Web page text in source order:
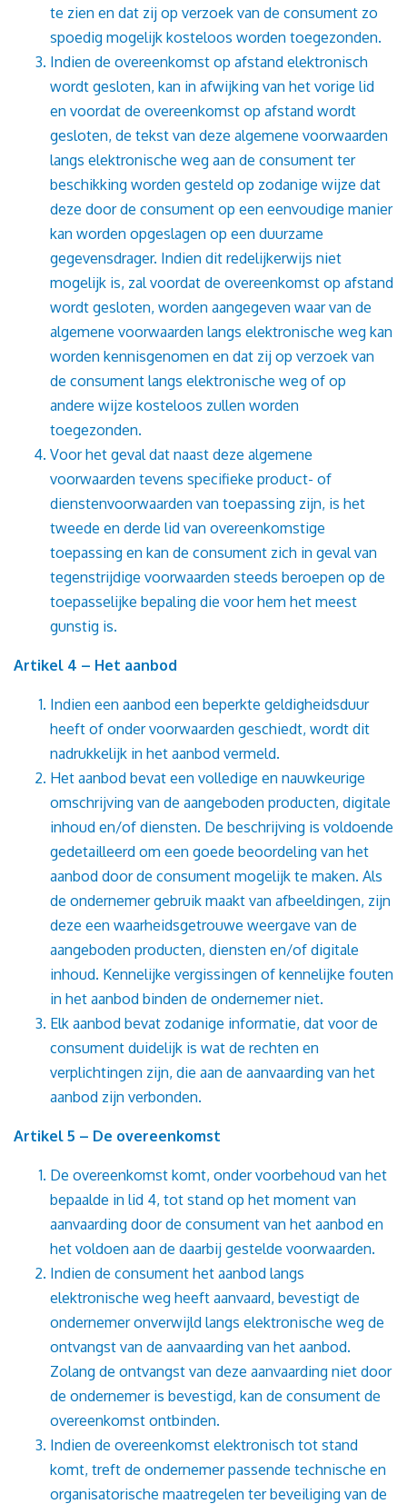
te zien en dat zij op verzoek van de consument zo
spoedig mogelijk kosteloos worden toegezonden.
Indien de overeenkomst op afstand elektronisch
wordt gesloten, kan in afwijking van het vorige lid
en voordat de overeenkomst op afstand wordt
gesloten, de tekst van deze algemene voorwaarden
langs elektronische weg aan de consument ter
beschikking worden gesteld op zodanige wijze dat
deze door de consument op een eenvoudige manier
kan worden opgeslagen op een duurzame
gegevensdrager. Indien dit redelijkerwijs niet
mogelijk is, zal voordat de overeenkomst op afstand
wordt gesloten, worden aangegeven waar van de
algemene voorwaarden langs elektronische weg kan
worden kennisgenomen en dat zij op verzoek van
de consument langs elektronische weg of op
andere wijze kosteloos zullen worden
toegezonden.
Voor het geval dat naast deze algemene
voorwaarden tevens specifieke product- of
dienstenvoorwaarden van toepassing zijn, is het
tweede en derde lid van overeenkomstige
toepassing en kan de consument zich in geval van
tegenstrijdige voorwaarden steeds beroepen op de
toepasselijke bepaling die voor hem het meest
gunstig is.
Artikel 4 – Het aanbod
Indien een aanbod een beperkte geldigheidsduur
heeft of onder voorwaarden geschiedt, wordt dit
nadrukkelijk in het aanbod vermeld.
Het aanbod bevat een volledige en nauwkeurige
omschrijving van de aangeboden producten, digitale
inhoud en/of diensten. De beschrijving is voldoende
gedetailleerd om een goede beoordeling van het
aanbod door de consument mogelijk te maken. Als
de ondernemer gebruik maakt van afbeeldingen, zijn
deze een waarheidsgetrouwe weergave van de
aangeboden producten, diensten en/of digitale
inhoud. Kennelijke vergissingen of kennelijke fouten
in het aanbod binden de ondernemer niet.
Elk aanbod bevat zodanige informatie, dat voor de
consument duidelijk is wat de rechten en
verplichtingen zijn, die aan de aanvaarding van het
aanbod zijn verbonden.
Artikel 5 – De overeenkomst
De overeenkomst komt, onder voorbehoud van het
bepaalde in lid 4, tot stand op het moment van
aanvaarding door de consument van het aanbod en
het voldoen aan de daarbij gestelde voorwaarden.
Indien de consument het aanbod langs
elektronische weg heeft aanvaard, bevestigt de
ondernemer onverwijld langs elektronische weg de
ontvangst van de aanvaarding van het aanbod.
Zolang de ontvangst van deze aanvaarding niet door
de ondernemer is bevestigd, kan de consument de
overeenkomst ontbinden.
Indien de overeenkomst elektronisch tot stand
komt, treft de ondernemer passende technische en
organisatorische maatregelen ter beveiliging van de